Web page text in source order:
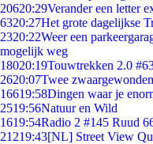
20620:29Verander een letter
6320:27Het grote dagelijkse
2320:22Weer een
mogelijk weg
18020:19Touwtrekken 2.0
2620:07Twee
16619:58Dingen waar je
2519:56Natuur en Wild
1619:54Radio 2 #145 Ruud
21219:43[NL] Street View